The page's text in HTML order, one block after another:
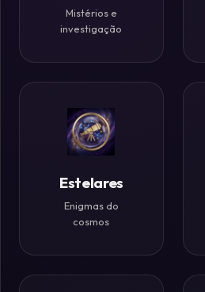
Ótica
Desafios
Mistérios e
investigação
Estelares
Enigmas do
cosmos